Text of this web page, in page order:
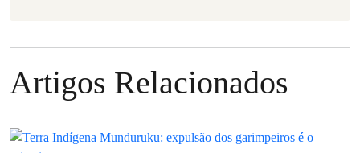
Artigos Relacionados